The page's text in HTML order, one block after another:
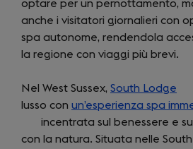
tab)
optare per un pernottamento,
anche i visitatori giornalieri con
spa autonome, rendendola
la regione con viaggi più brevi.
Nel West Sussex, South Lodge
in
a
lusso con un’esperienza spa
incentrata sul benessere e
con la natura. Situata nelle